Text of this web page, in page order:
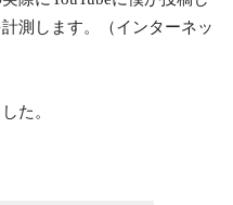
測します。（インターネッ
た。